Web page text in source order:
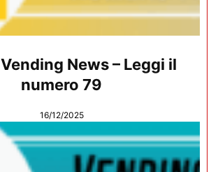
News – Leggi il
numero 79
16/12/2025